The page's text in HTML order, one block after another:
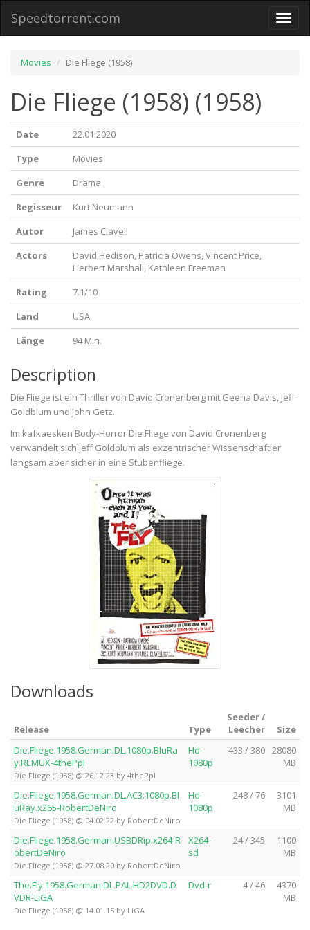
Toggle
Speedtorrent.com
Movies Die Fliege (1958)
Die Fliege (1958) (1958)
Date
22.01.2020
Type
Movies
Genre
Drama
Regisseur
Kurt Neumann
Autor
James Clavell
Actors
David Hedison, Patricia Owens, Vincent Price,
Herbert Marshall, Kathleen Freeman
Rating
7.1/10
Land
USA
Länge
94 Min.
Description
Die Fliege ist ein Thriller von David Cronenberg mit Geena Davis, Jeff
Goldblum und John Getz.
Im kafkaesken Body-Horror Die Fliege von David Cronenberg
verwandelt sich Jeff Goldblum als exzentrischer Wissenschaftler
langsam aber sicher in eine Stubenfliege.
Downloads
Release Type
Seeder /
Leecher
Size
Die.Fliege.1958.German.DL.1080p.BluRa
y.REMUX-4thePpl
Die Fliege (1958) @ 26.12.23 by 4thePpl
Hd-
1080p
433 / 380 28080
MB
Die.Fliege.1958.German.DL.AC3.1080p.Bl
uRay.x265-RobertDeNiro
Die Fliege (1958) @ 04.02.22 by RobertDeNiro
Hd-
1080p
248 / 76
3101
MB
Die.Fliege.1958.German.USBDRip.x264-R
obertDeNiro
Die Fliege (1958) @ 27.08.20 by RobertDeNiro
X264-
sd
24 / 345
1100
MB
The.Fly.1958.German.DL.PAL.HD2DVD.D
VDR-LiGA
Die Fliege (1958) @ 14.01.15 by LiGA
Dvd-r 4 / 46
4370
MB